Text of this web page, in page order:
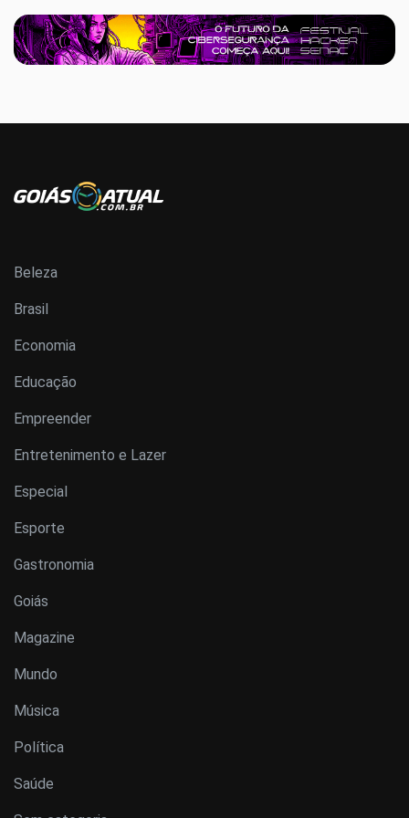
Beleza
Brasil
Economia
Educação
Empreender
Entretenimento e Lazer
Especial
Esporte
Gastronomia
Goiás
Magazine
Mundo
Música
Política
Saúde